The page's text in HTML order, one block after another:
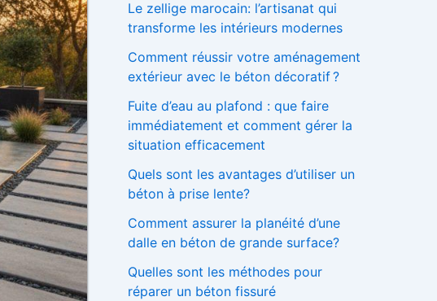
h
e
:
Le zellige marocain: l’artisanat qui
transforme les intérieurs modernes
Comment réussir votre aménagement
extérieur avec le béton décoratif ?
Fuite d’eau au plafond : que faire
immédiatement et comment gérer la
situation efficacement
Quels sont les avantages d’utiliser un
béton à prise lente?
Comment assurer la planéité d’une
dalle en béton de grande surface?
Quelles sont les méthodes pour
réparer un béton fissuré